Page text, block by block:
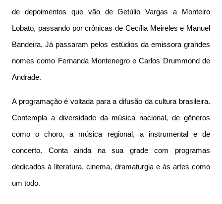
de depoimentos que vão de Getúlio Vargas a Monteiro
Lobato, passando por crônicas de Cecília Meireles e Manuel
Bandeira. Já passaram pelos estúdios da emissora grandes
nomes como Fernanda Montenegro e Carlos Drummond de
Andrade.
A programação é voltada para a difusão da cultura brasileira.
Contempla a diversidade da música nacional, de gêneros
como o choro, a música regional, a instrumental e de
concerto. Conta ainda na sua grade com programas
dedicados à literatura, cinema, dramaturgia e às artes como
um todo.